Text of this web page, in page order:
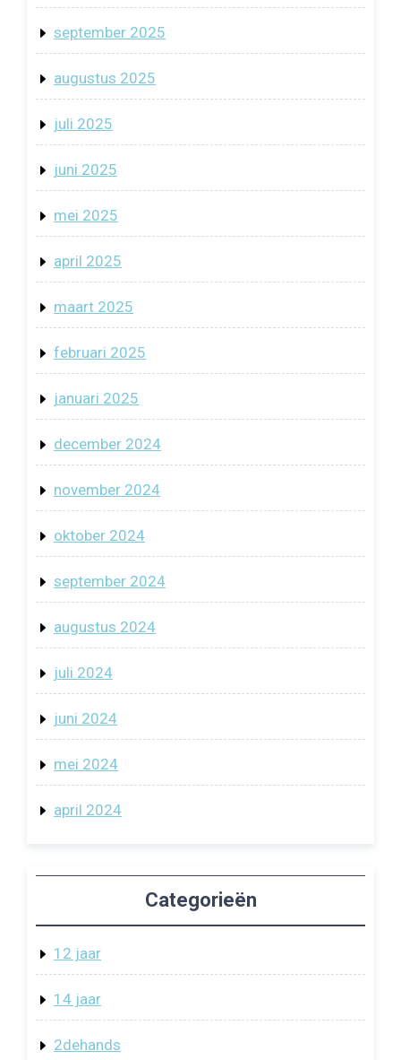
september 2025
augustus 2025
juli 2025
juni 2025
mei 2025
april 2025
maart 2025
februari 2025
januari 2025
december 2024
november 2024
oktober 2024
september 2024
augustus 2024
juli 2024
juni 2024
mei 2024
april 2024
Categorieën
12 jaar
14 jaar
2dehands